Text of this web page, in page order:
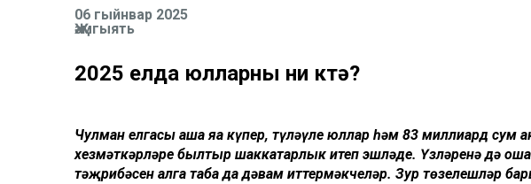
06 гыйнвар 2025
Җәмгыять
2025 елда юлларны ни көтә?
Чулман елгасы аша яңа күпер, түләүле юллар һәм 83 миллиард сум
хезмәткәрләре былтыр шаккатарлык итеп эшләде. Үзләренә дә
тәҗрибәсен алга таба дадәвам иттермәкчеләр. Зур төзелешләр